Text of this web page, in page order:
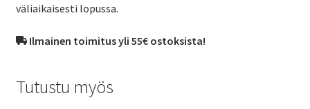
väliaikaisesti lopussa.
Ilmainen toimitus yli 55€ ostoksista!
Tutustu myös